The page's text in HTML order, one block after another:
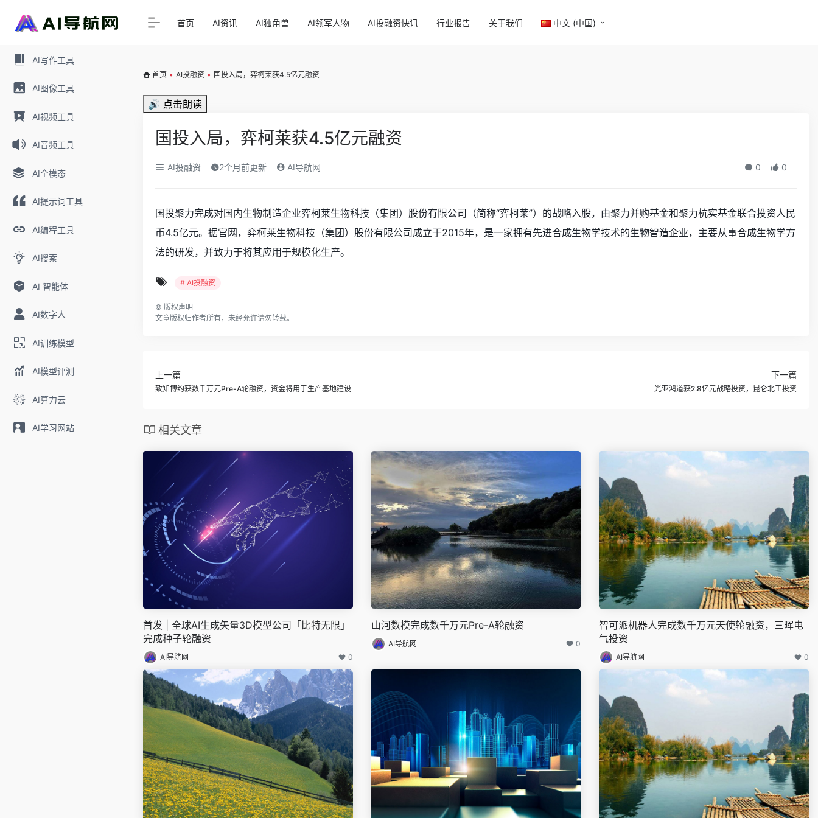
AI写作工具
AI图像工具
AI视频工具
AI音频工具
AI全模态
AI提示词工具
AI编程工具
AI搜索
AI 智能体
AI数字人
AI训练模型
AI模型评测
AI算力云
AI学习网站
首页 AI资讯 AI独角兽 AI领军人物 AI投融资快讯 行业报告 关于我们 中文 (中国)
首页 • AI投融资 • 国投入局，弈柯莱获4.5亿元融资
🔊 点击朗读
国投入局，弈柯莱获4.5亿元融资
AI投融资 2个月前更新 AI导航网 0 0
国投聚力完成对国内生物制造企业弈柯莱生物科技（集团）股份有限公司（简称“弈柯莱”）的战略入股，由聚力并购基金和聚力杭实基金联合投资人民
币4.5亿元。据官网，弈柯莱生物科技（集团）股份有限公司成立于2015年，是一家拥有先进合成生物学技术的生物智造企业，主要从事合成生物学方
法的研发，并致力于将其应用于规模化生产。
# AI投融资
© 版权声明
文章版权归作者所有，未经允许请勿转载。
上一篇
致知博约获数千万元Pre-A轮融资，资金将用于生产基地建设
下一篇
光亚鸿道获2.8亿元战略投资，昆仑北工投资
相关文章
首发 | 全球AI生成矢量3D模型公司「比特无限」
完成种子轮融资
AI导航网 0
山河数模完成数千万元Pre-A轮融资
AI导航网 0
智可派机器人完成数千万元天使轮融资，三晖电
气投资
AI导航网 0